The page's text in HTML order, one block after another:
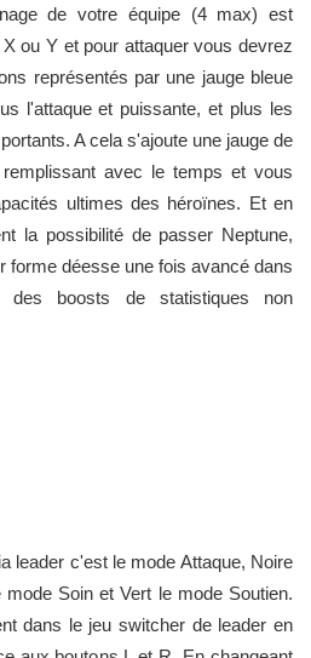
de votre équipe (4 max) est
ou Y et pour attaquer vous devrez
représentés par une jauge bleue
l'attaque et puissante, et plus les
A cela s'ajoute une jauge de
avec le temps et vous
ultimes des héroïnes. Et en
la possibilité de passer Neptune,
forme déesse une fois avancé dans
boosts de statistiques non
leader c'est le mode Attaque, Noire
Soin et Vert le mode Soutien.
dans le jeu switcher de leader en